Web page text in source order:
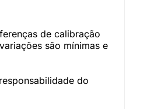
de calibração
são mínimas e
do